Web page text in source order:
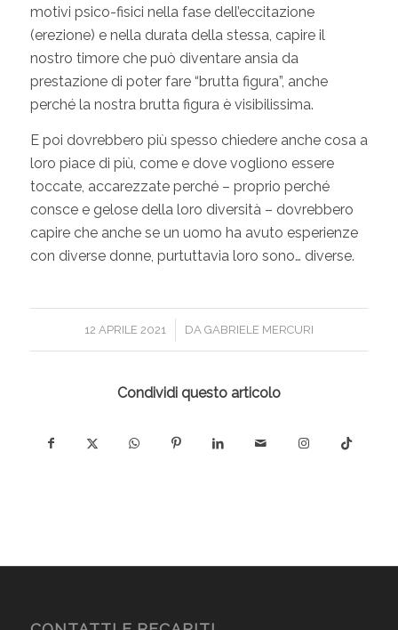
motivi psico-fisici nella fase dell’eccitazione
(erezione) e nella durata della stessa, capire il
nostro timore che può diventare ansia da
prestazione di poter fare “brutta figura”, anche
perché la nostra brutta figura è visibilissima.
E poi dovrebbero più spesso chiedere anche cosa a
loro piace di più, come e dove vogliono essere
toccate, accarezzate perché – proprio perché
consce e gelose della loro diversità – dovrebbero
capire che anche se un uomo ha avuto esperienze
con diverse donne, purtuttavia loro sono… diverse.
12 APRILE 2021
/ DA GABRIELE MERCURI
Condividi questo articolo